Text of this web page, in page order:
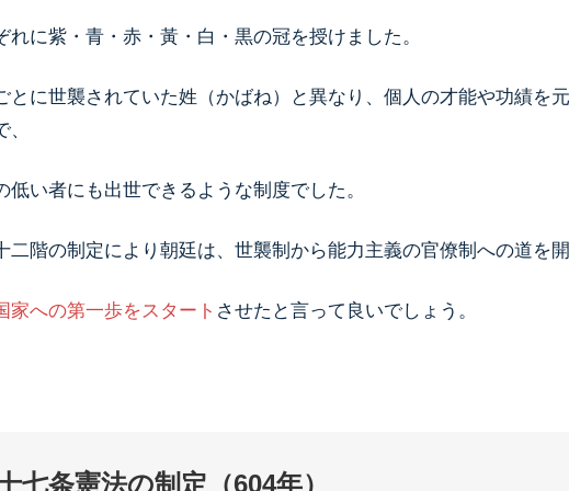
れに紫・青・赤・黃・白・黒の冠を授けました。
とに世襲されていた姓（かばね）と異なり、個人の才能や功績を
、
低い者にも出世できるような制度でした。
二階の制定により朝廷は、世襲制から能力主義の官僚制への道を開
家への第一歩をスタート させたと言って良いでしょう。
七条憲法の制定（604年）